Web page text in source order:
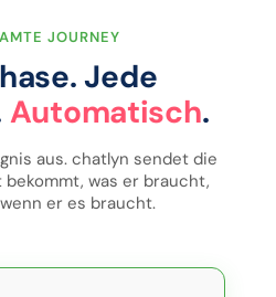
JOURNEY
Jede
Automatisch.
aus. chatlyn sendet die
bekommt, was er braucht,
er es braucht.